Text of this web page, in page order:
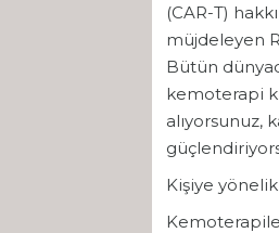
(CAR-T)
müjdeleyen
Bütün
kemoterapi
alıyorsunuz,
Kişiye